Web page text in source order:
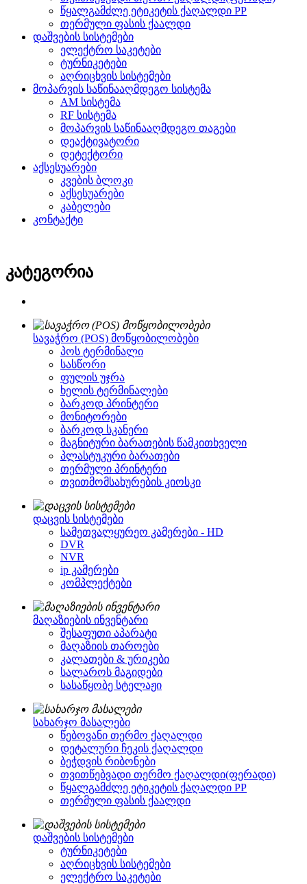
წყალგამძლე ეტიკეტის ქაღალდი PP
თერმული ფასის ქაალდი
დაშვების სისტემები
ელექტრო საკეტები
ტურნიკეტები
აღრიცხვის სისტემები
მოპარვის საწინააღმდეგო სისტემა
AM სისტემა
RF სისტემა
მოპარვის საწინააღმდეგო თაგები
დეაქტივატორი
დეტექტორი
აქსესუარები
კვების ბლოკი
აქსესუარები
კაბელები
კონტაქტი
კატეგორია
სავაჭრო (POS) მოწყობილობები
პოს ტერმინალი
სასწორი
ფულის უჯრა
ხელის ტერმინალები
ბარკოდ პრინტერი
მონიტორები
ბარკოდ სკანერი
მაგნიტური ბარათების წამკითხველი
პლასტუკური ბარათები
თერმული პრინტერი
თვითმომსახურების კიოსკი
დაცვის სისტემები
სამეთვალყურეო კამერები - HD
DVR
NVR
ip კამერები
კომპლექტები
მაღაზიების ინვენტარი
შესაფუთი აპარატი
მაღაზიის თაროები
კალათები & ურიკები
სალაროს მაგიდები
სასაწყობე სტელაჟი
სახარჯო მასალები
წებოვანი თერმო ქაღალდი
დეტალური ჩეკის ქაღალდი
ბეჭდვის რიბონები
თვითწებვადი თერმო ქაღალდი(ფერადი)
წყალგამძლე ეტიკეტის ქაღალდი PP
თერმული ფასის ქაალდი
დაშვების სისტემები
ტურნიკეტები
აღრიცხვის სისტემები
ელექტრო საკეტები